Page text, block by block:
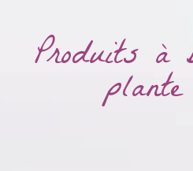
Produits à